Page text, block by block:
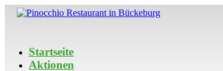
Startseite
Aktionen